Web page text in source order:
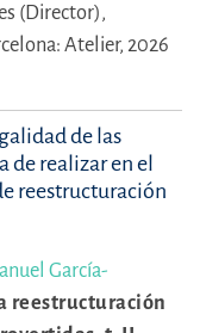
(Director),
Atelier, 2026
de las
de realizar en el
reestructuración
García-
reestructuración